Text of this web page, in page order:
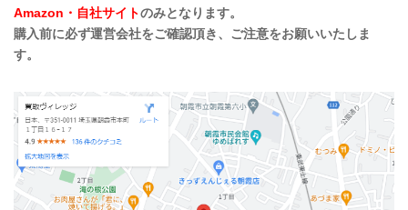
Amazon・自社サイトのみとなります。
購入前に必ず運営会社をご確認頂き、ご注意をお願いいたしま
す。